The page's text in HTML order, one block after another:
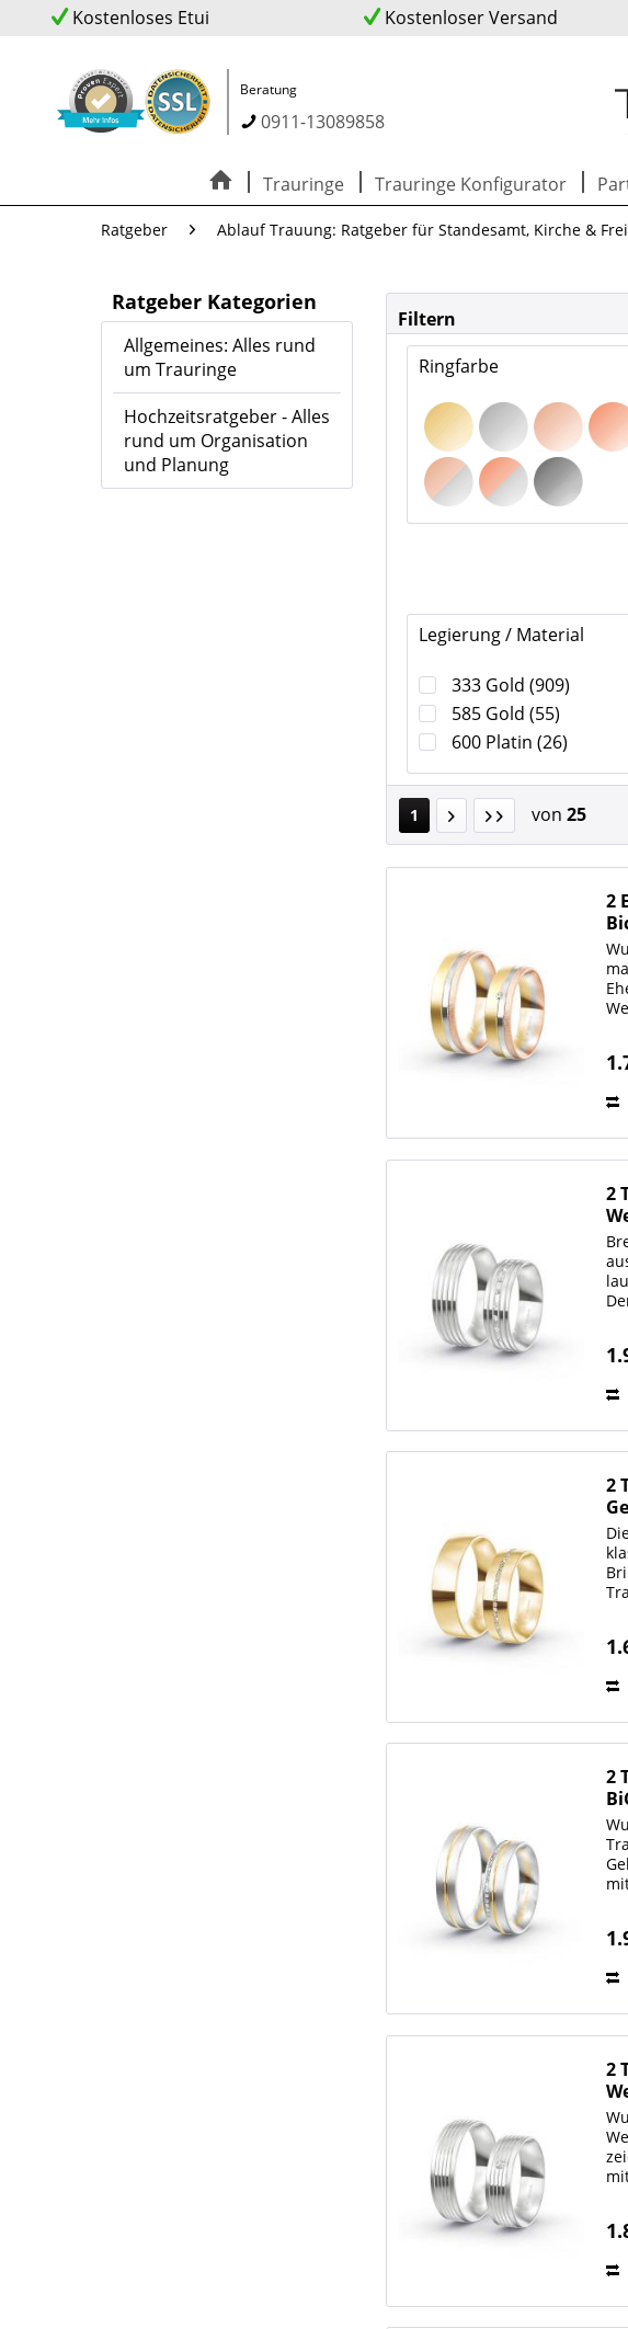
Kostenloses Etui Kostenloser Versand
Beratung
0911-13089858
Trauringe Trauringe Konfigurator
Ratgeber Ablauf Trauung: Ratgeber für Standesamt, Kirche &
Ratgeber Kategorien
Allgemeines: Alles rund
um Trauringe
Hochzeitsratgeber - Alles
rund um Organisation
und Planung
Filtern
Ringfarbe
Legierung / Material
333 Gold (909)
585 Gold (55)
600 Platin (26)
1 von 25
2
2
2
2
2